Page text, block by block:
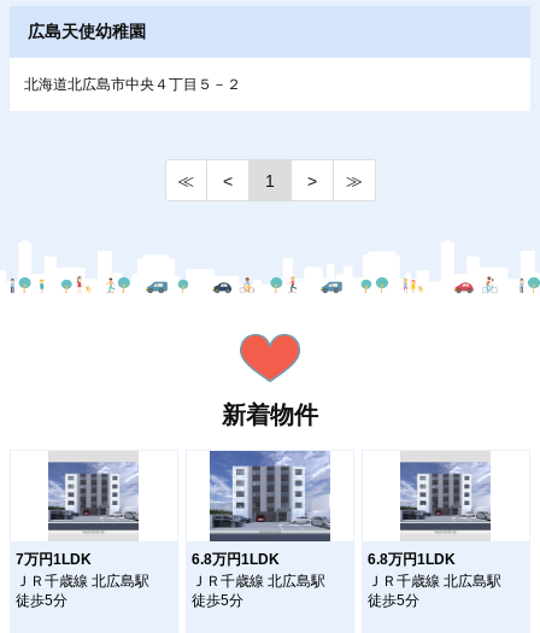
広島天使幼稚園
北海道北広島市中央４丁目５－２
≪ < 1 > ≫
新着物件
7万円1LDK
ＪＲ千歳線 北広島駅
徒歩5分
6.8万円1LDK
ＪＲ千歳線 北広島駅
徒歩5分
6.8万円1LDK
ＪＲ千歳線 北広島駅
徒歩5分